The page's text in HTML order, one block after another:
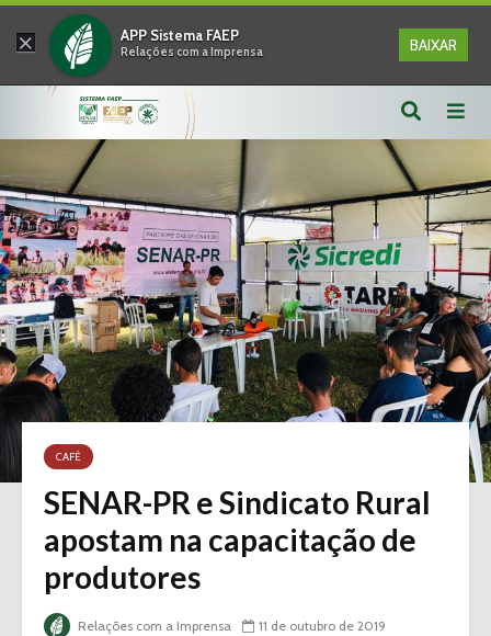
× APP Sistema FAEP
Relações com a Imprensa BAIXAR
CAFÉ
SENAR-PR e Sindicato Rural
apostam na capacitação de
produtores
Relações com a Imprensa
11 de outubro de 2019